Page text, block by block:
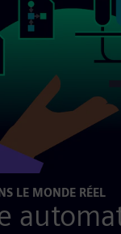
LE MONDE RÉEL